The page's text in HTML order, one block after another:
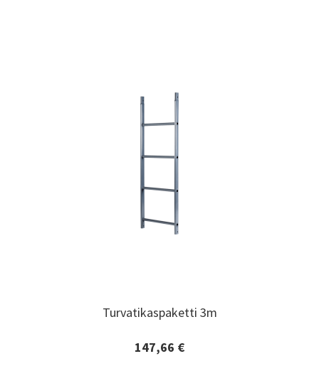
Turvatikaspaketti 3m
147,66 €
Turvatikaspaketti 3m
Lisätiedot ja tilaaminen